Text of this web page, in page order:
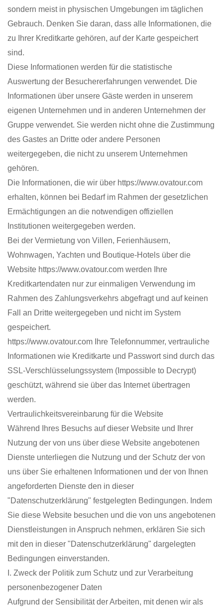
sondern meist in physischen Umgebungen im täglichen
Gebrauch. Denken Sie daran, dass alle Informationen, die
zu Ihrer Kreditkarte gehören, auf der Karte gespeichert
sind.
Diese Informationen werden für die statistische
Auswertung der Besuchererfahrungen verwendet. Die
Informationen über unsere Gäste werden in unserem
eigenen Unternehmen und in anderen Unternehmen der
Gruppe verwendet. Sie werden nicht ohne die Zustimmung
des Gastes an Dritte oder andere Personen
weitergegeben, die nicht zu unserem Unternehmen
gehören.
Die Informationen, die wir über https://www.ovatour.com
erhalten, können bei Bedarf im Rahmen der gesetzlichen
Ermächtigungen an die notwendigen offiziellen
Institutionen weitergegeben werden.
Bei der Vermietung von Villen, Ferienhäusern,
Wohnwagen, Yachten und Boutique-Hotels über die
Website https://www.ovatour.com werden Ihre
Kreditkartendaten nur zur einmaligen Verwendung im
Rahmen des Zahlungsverkehrs abgefragt und auf keinen
Fall an Dritte weitergegeben und nicht im System
gespeichert.
https://www.ovatour.com Ihre Telefonnummer, vertrauliche
Informationen wie Kreditkarte und Passwort sind durch das
SSL-Verschlüsselungssystem (Impossible to Decrypt)
geschützt, während sie über das Internet übertragen
werden.
Vertraulichkeitsvereinbarung für die Website
Während Ihres Besuchs auf dieser Website und Ihrer
Nutzung der von uns über diese Website angebotenen
Dienste unterliegen die Nutzung und der Schutz der von
uns über Sie erhaltenen Informationen und der von Ihnen
angeforderten Dienste den in dieser
"Datenschutzerklärung" festgelegten Bedingungen. Indem
Sie diese Website besuchen und die von uns angebotenen
Dienstleistungen in Anspruch nehmen, erklären Sie sich
mit den in dieser "Datenschutzerklärung" dargelegten
Bedingungen einverstanden.
I. Zweck der Politik zum Schutz und zur Verarbeitung
personenbezogener Daten
Aufgrund der Sensibilität der Arbeiten, mit denen wir als